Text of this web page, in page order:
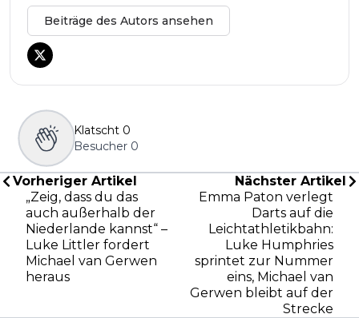
Beiträge des Autors ansehen
Klatscht 0
Besucher 0
Vorheriger Artikel
„Zeig, dass du das
auch außerhalb der
Niederlande kannst“ –
Luke Littler fordert
Michael van Gerwen
heraus
Nächster Artikel
Emma Paton verlegt
Darts auf die
Leichtathletikbahn:
Luke Humphries
sprintet zur Nummer
eins, Michael van
Gerwen bleibt auf der
Strecke